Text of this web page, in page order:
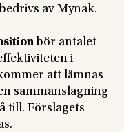
av Mynak.
bör antalet
i
att lämnas
sammanslagning
till. Förslagets